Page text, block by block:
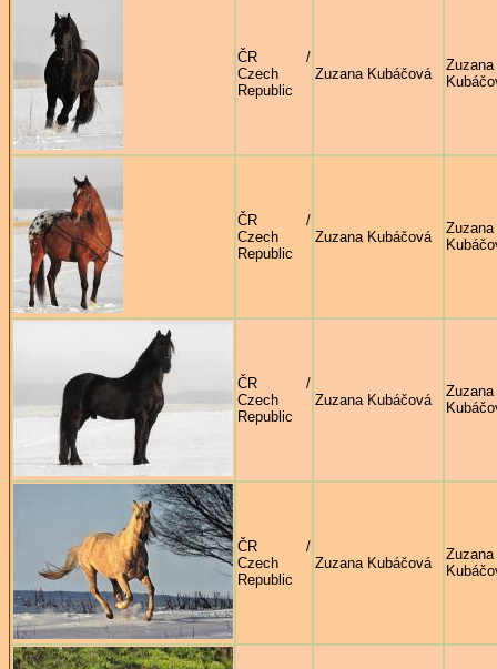
ČR /
Czech
Republic
Zuzana Kubáčová
Zuzana
ČR /
Czech
Republic
Zuzana Kubáčová
Zuzana
ČR /
Czech
Republic
Zuzana Kubáčová
Zuzana
ČR /
Czech
Republic
Zuzana Kubáčová
Zuzana